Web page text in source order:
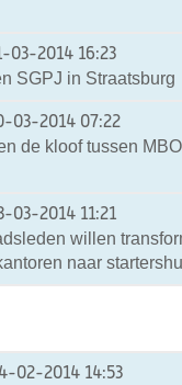
03-2014 16:23
SGPJ in Straatsburg
03-2014 07:22
de kloof tussen
03-2014 11:21
willen
naar
02-2014 14:53